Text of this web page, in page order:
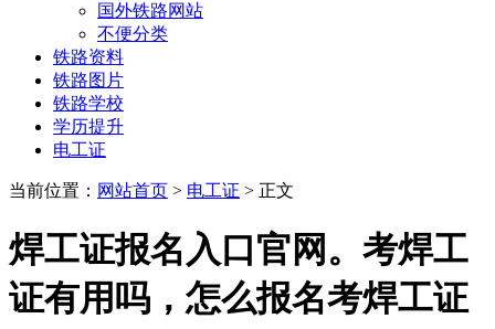
国外铁路网站
不便分类
铁路资料
铁路图片
铁路学校
学历提升
电工证
当前位置： 网站首页 > 电工证 > 正文
焊工证报名入口官网。考焊工
证有用吗，怎么报名考焊工证